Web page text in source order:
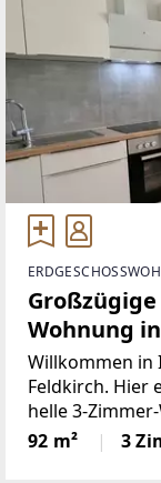
Wohnung
- Perfekt
Willkommen in
Feldkirch. Hier
helle 3-
Parteien
begeistern
92 m² 3